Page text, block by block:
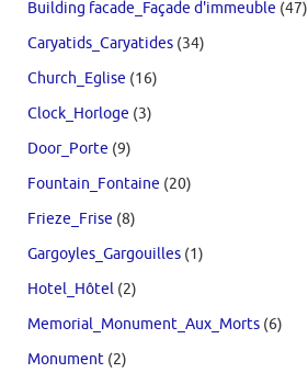
Building facade_Façade d'immeuble (47)
Caryatids_Caryatides (34)
Church_Eglise (16)
Clock_Horloge (3)
Door_Porte (9)
Fountain_Fontaine (20)
Frieze_Frise (8)
Gargoyles_Gargouilles (1)
Hotel_Hôtel (2)
Memorial_Monument_Aux_Morts (6)
Monument (2)